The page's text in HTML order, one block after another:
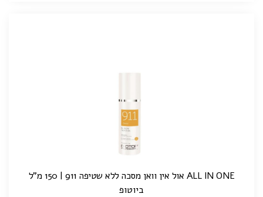
ALL IN ONE אול אין וואן מסכה ללא שטיפה 911 | 150 מ"ל
ביוטופ